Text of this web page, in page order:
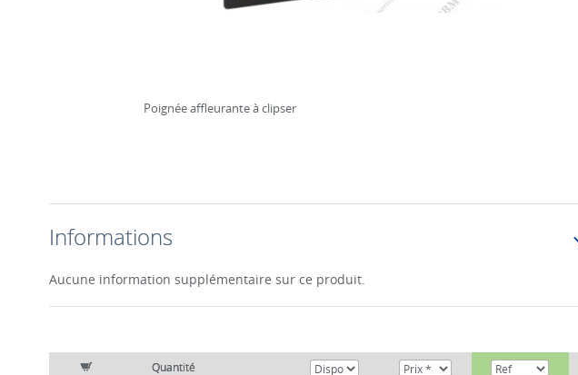
Poignée affleurante à clipser
Informations
Aucune information supplémentaire sur ce produit.
Quantité